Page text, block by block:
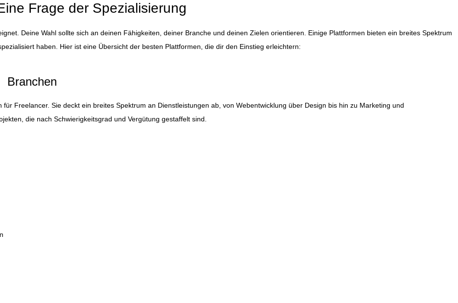
Frage der Spezialisierung
Deine Wahl sollte sich an deinen Fähigkeiten, deiner Branche und deinen Zielen orientieren. Einige Plattformen bieten ein breites Spektrum
haben. Hier ist eine Übersicht der besten Plattformen, die dir den Einstieg erleichtern:
Freelancer. Sie deckt ein breites Spektrum an Dienstleistungen ab, von Webentwicklung über Design bis hin zu Marketing und
die nach Schwierigkeitsgrad und Vergütung gestaffelt sind.